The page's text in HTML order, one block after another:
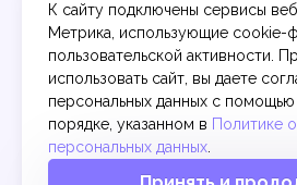
Перистальтические
шланги до 4-8 Бар
Перистальтические
К сайту подключены сервисы
Метрика, использующие cookie-
пользовательской активности.
использовать сайт, вы даете
персональных данных с
порядке, указанном в Политике
персональных данных